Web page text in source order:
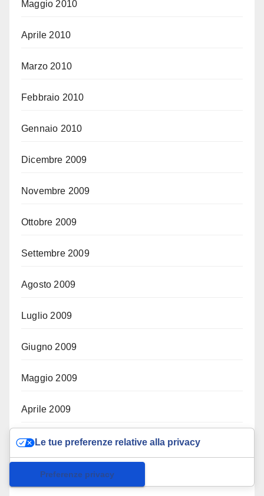
Maggio 2010
Aprile 2010
Marzo 2010
Febbraio 2010
Gennaio 2010
Dicembre 2009
Novembre 2009
Ottobre 2009
Settembre 2009
Agosto 2009
Luglio 2009
Giugno 2009
Maggio 2009
Aprile 2009
Marzo 2009
Febbraio 2009
Le tue preferenze relative alla privacy
Informativa sulla raccolta